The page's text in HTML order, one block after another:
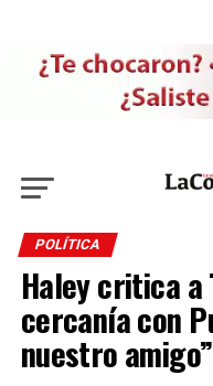
POLÍTICA
Haley critica a
cercanía con
nuestro amigo”